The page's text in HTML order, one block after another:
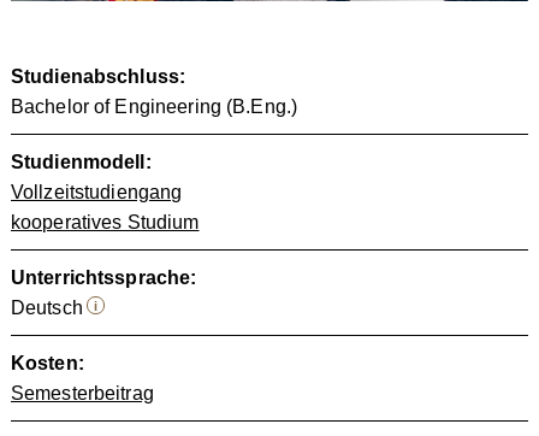
Studienabschluss:
Bachelor of Engineering (B.Eng.)
Studienmodell:
Vollzeitstudiengang
kooperatives Studium
Unterrichtssprache:
Deutsch
i
Kosten:
Semesterbeitrag